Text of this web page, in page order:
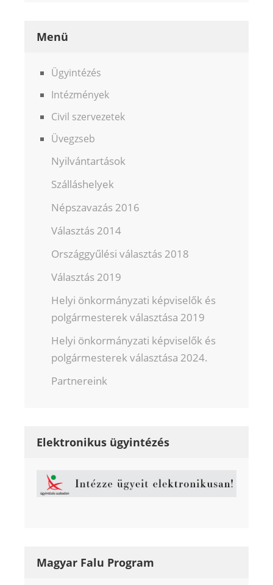
Menü
Ügyintézés
Intézmények
Civil szervezetek
Üvegzseb
Nyilvántartások
Szálláshelyek
Népszavazás 2016
Választás 2014
Országgyűlési választás 2018
Választás 2019
Helyi önkormányzati képviselők és
polgármesterek választása 2019
Helyi önkormányzati képviselők és
polgármesterek választása 2024.
Partnereink
Elektronikus ügyintézés
Magyar Falu Program